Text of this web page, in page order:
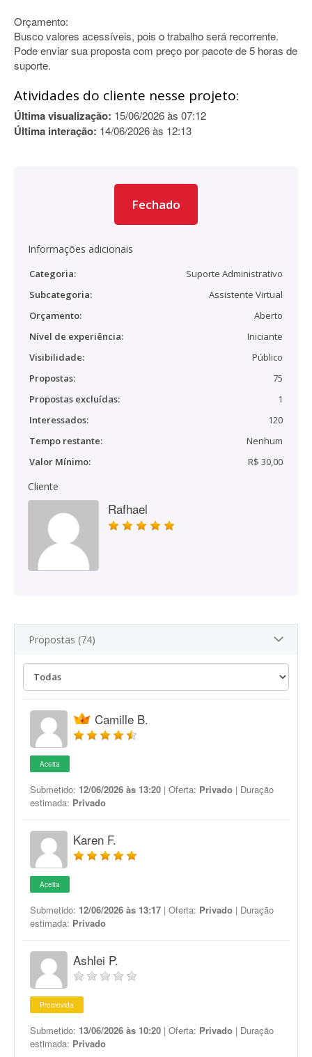
Orçamento:
Busco valores acessíveis, pois o trabalho será recorrente.
Pode enviar sua proposta com preço por pacote de 5 horas de
suporte.
Atividades do cliente nesse projeto:
Última visualização: 15/06/2026 às 07:12
Última interação: 14/06/2026 às 12:13
Fechado
Informações adicionais
Categoria:
Suporte Administrativo
Subcategoria:
Assistente Virtual
Orçamento:
Aberto
Nível de experiência:
Iniciante
Visibilidade:
Público
Propostas:
75
Propostas excluídas:
1
Interessados:
120
Tempo restante:
Nenhum
Valor Mínimo:
R$ 30,00
Cliente
Rafhael
Propostas (74)
Camille B.
Aceita
Submetido: 12/06/2026 às 13:20 | Oferta: Privado | Duração
estimada: Privado
Karen F.
Aceita
Submetido: 12/06/2026 às 13:17 | Oferta: Privado | Duração
estimada: Privado
Ashlei P.
Promovida
Submetido: 13/06/2026 às 10:20 | Oferta: Privado | Duração
estimada: Privado